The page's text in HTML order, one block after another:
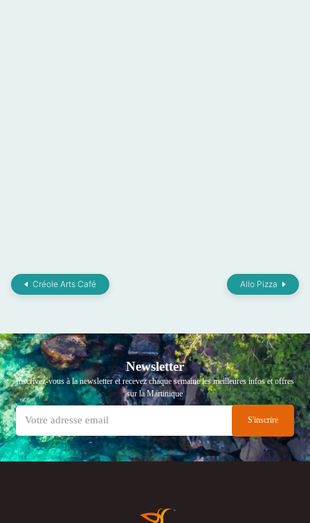
Créole Arts Café Allo Pizza
Newsletter
Inscrivez-vous à la newsletter et recevez chaque semaine les meilleures infos et offres
sur la Martinique